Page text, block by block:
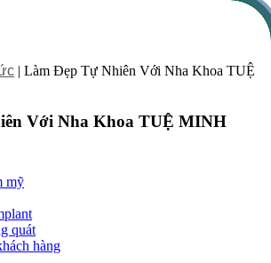
mỹ
quát
hàng
| Làm Đẹp Tự Nhiên Với Nha Khoa TUỆ
Với Nha Khoa TUỆ MINH